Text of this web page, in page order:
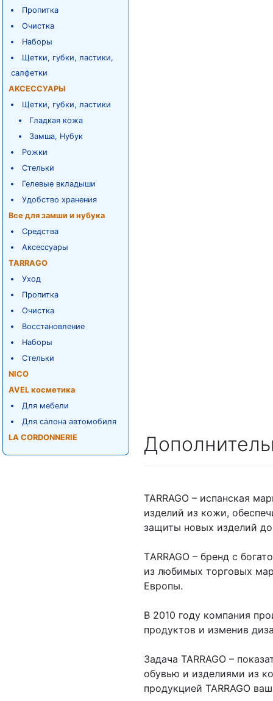
Пропитка
Очистка
Наборы
Щетки, губки, ластики,
салфетки
АКСЕССУАРЫ
Щетки, губки, ластики
Гладкая кожа
Замша, Нубук
Рожки
Стельки
Гелевые вкладыши
Удобство хранения
Все для замши и нубука
Средства
Аксессуары
TARRAGO
Уход
Пропитка
Очистка
Восстановление
Наборы
Стельки
NICO
AVEL косметика
Для мебели
Для салона автомобиля
LA CORDONNERIE
TARRAGO – испанская
изделий из кожи,
защиты новых изделий
ТARRAGO – бренд с
из любимых торговых
Европы.
В 2010 году компания
продуктов и изменив
Задача TARRAGO –
обувью и изделиями из
продукцией TARRAGO